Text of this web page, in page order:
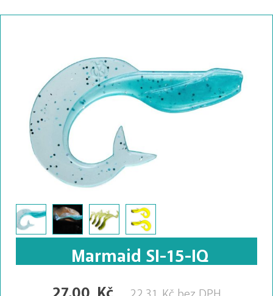
Marmaid SI-15-IQ
27,00 Kč 22,31 Kč bez DPH